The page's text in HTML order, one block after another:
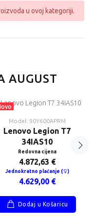
u ovoj kategoriji.
AUGUST
Model: 90Y600APRM
Lenovo Legion T7
34IAS10
Redovna cijena
4.872,63 €
Jednokratno plaćanje ( )
4.629,00 €
Dodaj u Košaricu
Lenovo IdeaPad Slim
3 15ABR8
704,21 €
669,00 €
LOQ